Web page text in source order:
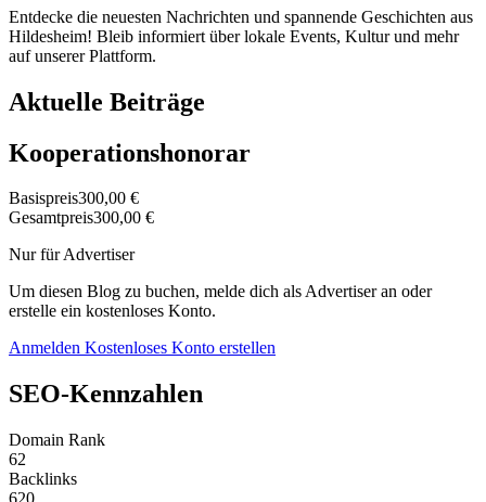
Entdecke die neuesten Nachrichten und spannende Geschichten aus
Hildesheim! Bleib informiert über lokale Events, Kultur und mehr
auf unserer Plattform.
Aktuelle Beiträge
Kooperationshonorar
Basispreis300,00 €
Gesamtpreis300,00 €
Nur für Advertiser
Um diesen Blog zu buchen, melde dich als Advertiser an oder
erstelle ein kostenloses Konto.
Anmelden Kostenloses Konto erstellen
SEO-Kennzahlen
Domain Rank
62
Backlinks